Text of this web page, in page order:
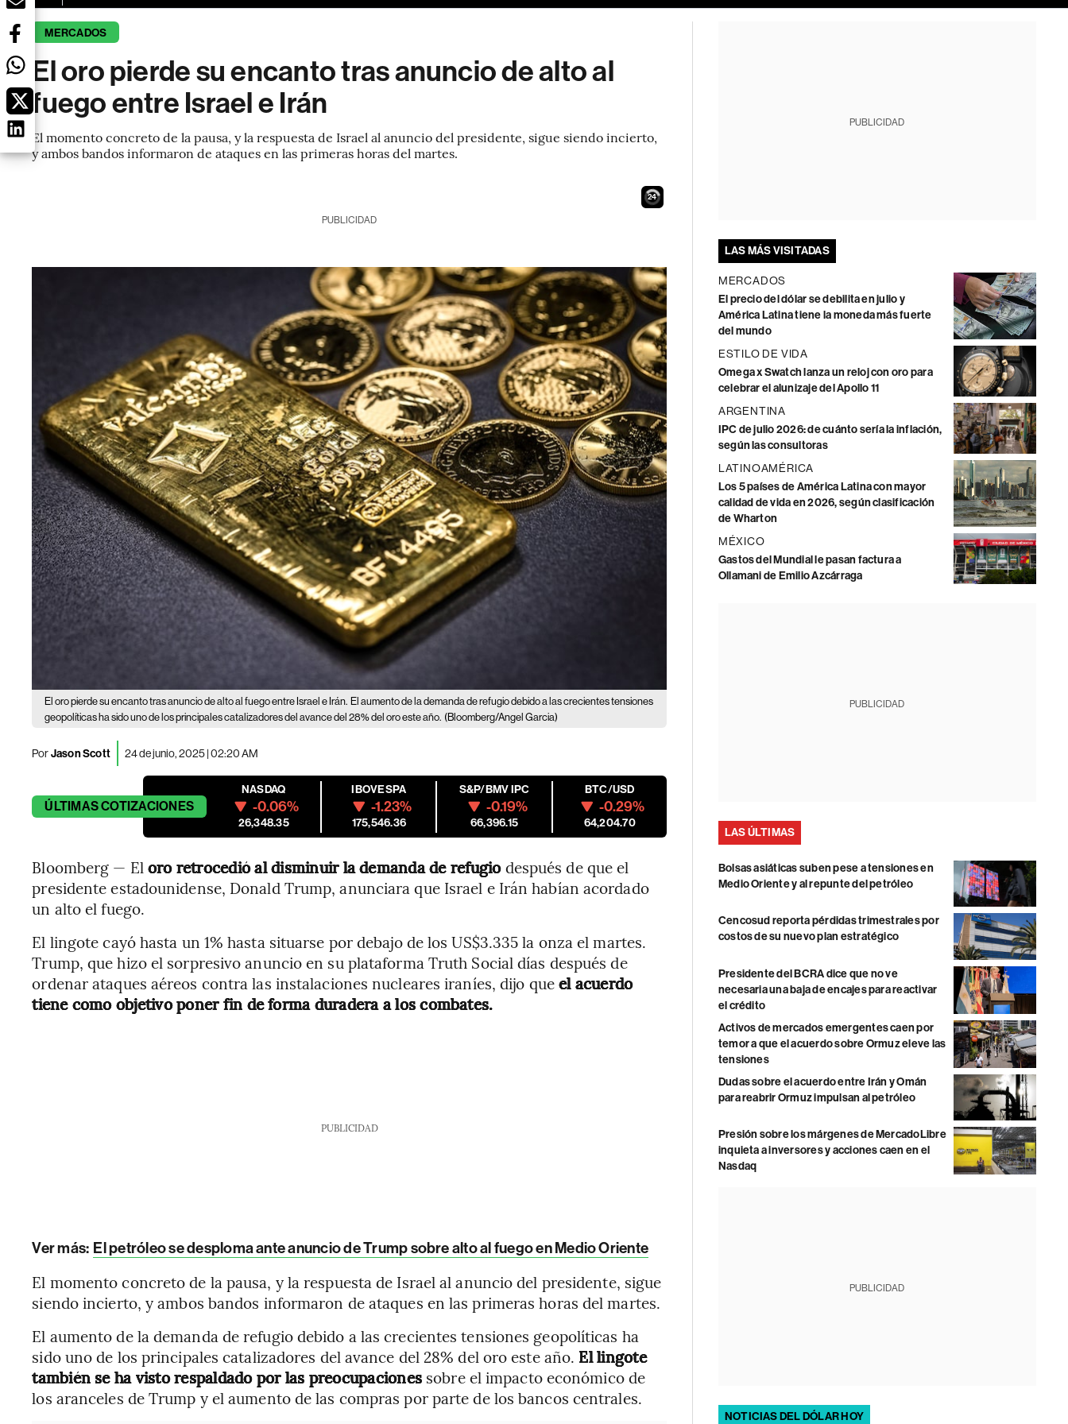
MERCADOS
El oro pierde su encanto tras anuncio de alto al
fuego entre Israel e Irán
El momento concreto de la pausa, y la respuesta de Israel al anuncio del presidente, sigue siendo incierto,
y ambos bandos informaron de ataques en las primeras horas del martes.
23
PUBLICIDAD
El oro pierde su encanto tras anuncio de alto al fuego entre Israel e Irán. El aumento de la demanda de refugio debido a las crecientes tensiones
geopolíticas ha sido uno de los principales catalizadores del avance del 28% del oro este año. (Bloomberg/Angel Garcia)
PorJason Scott 24 de junio, 2025 | 02:20 AM
ÚLTIMASCOTIZACIONES
NASDAQ
-0.06%
26,348.35
IBOVESPA
-1.23%
175,546.36
S&P/BMV IPC
-0.19%
66,396.15
BTC/USD
-0.29%
64,204.70
Bloomberg — El oro retrocedió al disminuir la demanda de refugiodespués de que el
presidente estadounidense, Donald Trump, anunciara que Israel e Irán habían acordado
un alto el fuego.
El lingote cayó hasta un 1% hasta situarse por debajo de los US$3.335 la onza el martes.
Trump, que hizo el sorpresivo anuncio en su plataforma Truth Social días después de
ordenar ataques aéreos contra las instalaciones nucleares iraníes, dijo queel acuerdo
tiene como objetivo poner fin de forma duradera a los combates.
PUBLICIDAD
Ver más: El petróleo se desploma ante anuncio de Trump sobre alto al fuego en Medio Oriente
El momento concreto de la pausa, y la respuesta de Israel al anuncio del presidente, sigue
siendo incierto, y ambos bandos informaron de ataques en las primeras horas del martes.
El aumento de la demanda de refugio debido a las crecientes tensiones geopolíticas ha
sido uno de los principales catalizadores del avance del 28% del oro este año. El lingote
también se ha visto respaldado por las preocupaciones sobre el impacto económico de
los aranceles de Trump y el aumento de las compras por parte de los bancos centrales.
PUBLICIDAD
LAS MÁS VISITADAS
MERCADOS
El precio del dólar se debilita en julio y
América Latina tiene la moneda más fuerte
del mundo
ESTILO DE VIDA
Omega x Swatch lanza un reloj con oro para
celebrar el alunizaje del Apollo 11
ARGENTINA
IPC de julio 2026: de cuánto sería la inflación,
según las consultoras
LATINOAMÉRICA
Los 5 países de América Latina con mayor
calidad de vida en 2026, según clasificación
de Wharton
MÉXICO
Gastos del Mundial le pasan factura a
Ollamani de Emilio Azcárraga
PUBLICIDAD
LAS ÚLTIMAS
Bolsas asiáticas suben pese a tensiones en
Medio Oriente y al repunte del petróleo
Cencosud reporta pérdidas trimestrales por
costos de su nuevo plan estratégico
Presidente del BCRA dice que no ve
necesaria una baja de encajes para reactivar
el crédito
Activos de mercados emergentes caen por
temor a que el acuerdo sobre Ormuz eleve las
tensiones
Dudas sobre el acuerdo entre Irán y Omán
para reabrir Ormuz impulsan al petróleo
Presión sobre los márgenes de MercadoLibre
inquieta a inversores y acciones caen en el
Nasdaq
PUBLICIDAD
NOTICIAS DEL DÓLAR HOY